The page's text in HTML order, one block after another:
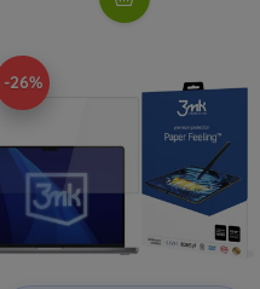
-26%